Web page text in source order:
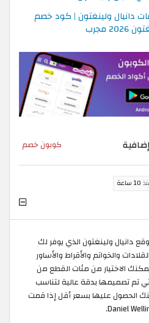
دانيال ولينغتون | كود خصم
مجرب
كوبون خصم
10 ساعة
دانيال ولينغتون الذي يوفر لك
والخواتم والأقراط والأساور
الاختيار من مئات القطع من
تم تصميمها بدقة عالية لتناسب
الحصول عليها بسعر أقل إذا قمت